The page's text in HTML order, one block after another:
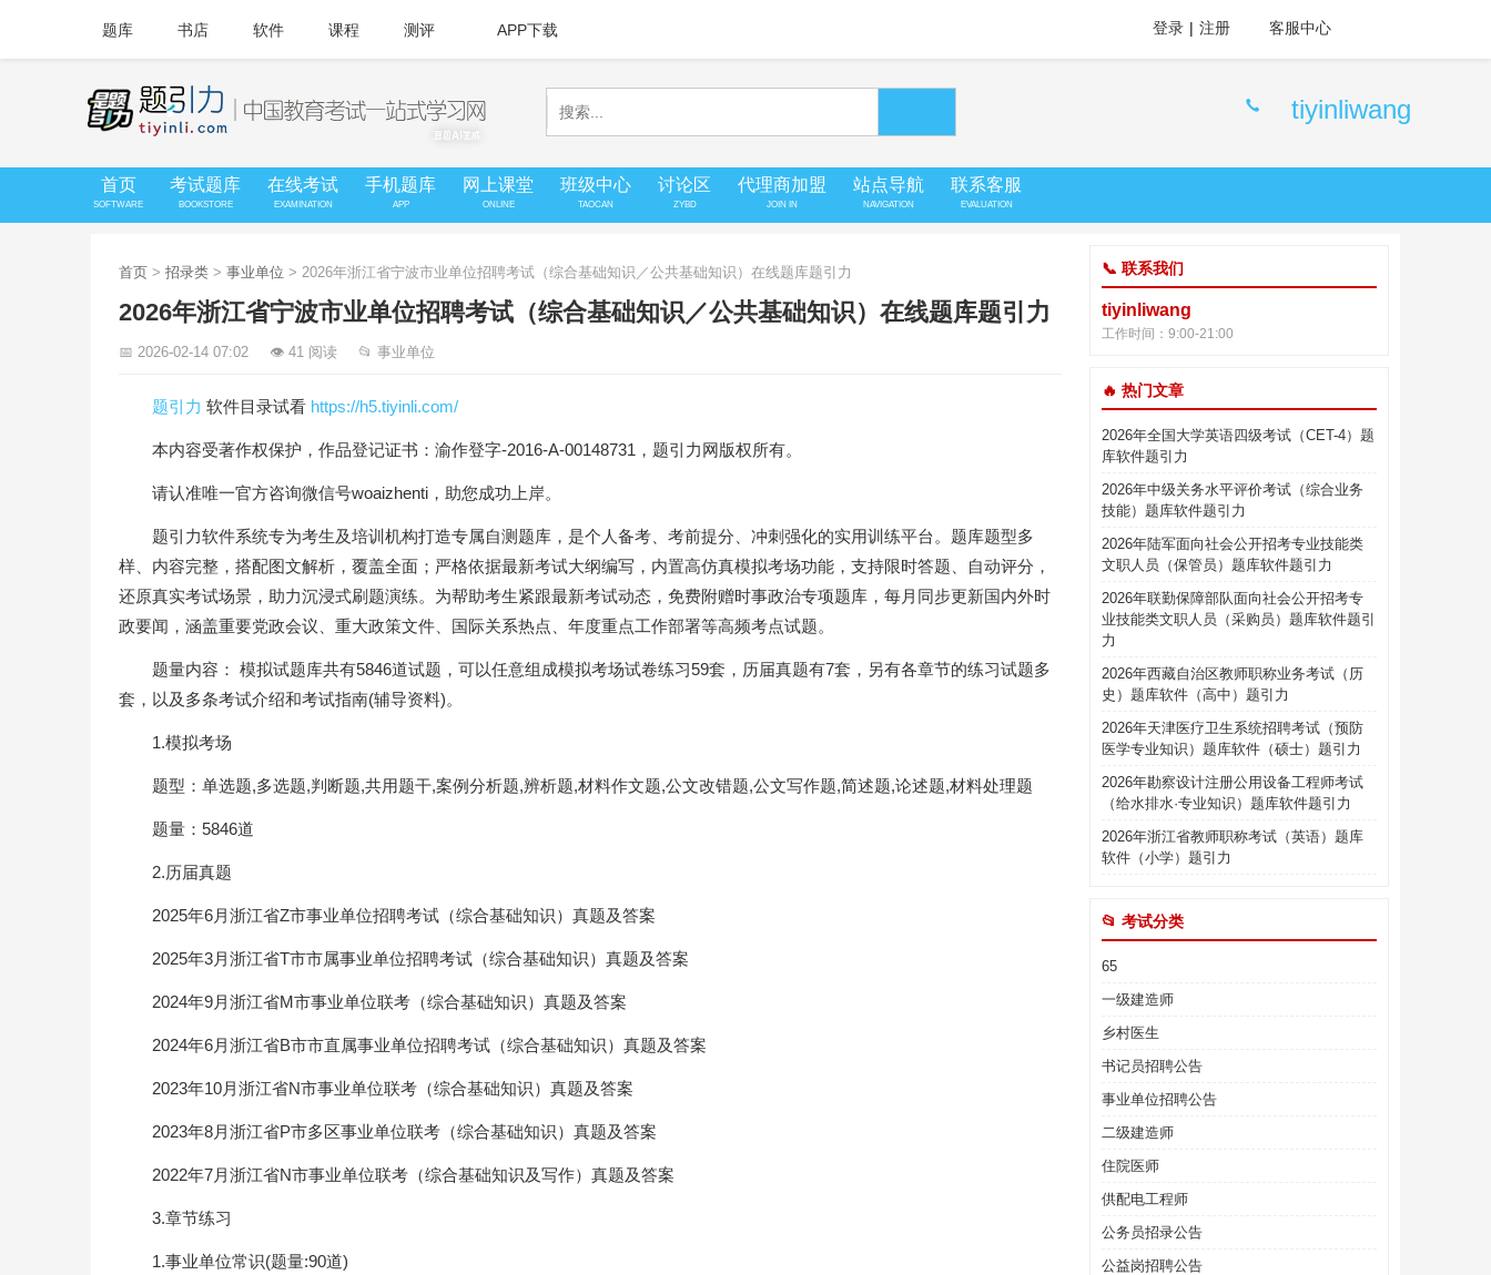
题库 书店 软件 课程 测评 APP下载 登录 | 注册 客服中心
tiyinliwang
首页
SOFTWARE
考试题库
BOOKSTORE
在线考试
EXAMINATION
手机题库
APP
网上课堂
ONLINE
班级中心
TAOCAN
讨论区
ZYBD
代理商加盟
JOIN IN
站点导航
NAVIGATION
联系客服
EVALUATION
首页 > 招录类 > 事业单位 > 2026年浙江省宁波市业单位招聘考试（综合基础知识／公共基础知识）在线题库题引力
2026年浙江省宁波市业单位招聘考试（综合基础知识／公共基础知识）在线题库题引力
📅 2026-02-14 07:02 👁 41 阅读 📂 事业单位
题引力 软件目录试看 https://h5.tiyinli.com/
本内容受著作权保护，作品登记证书：渝作登字-2016-A-00148731，题引力网版权所有。
请认准唯一官方咨询微信号woaizhenti，助您成功上岸。
题引力软件系统专为考生及培训机构打造专属自测题库，是个人备考、考前提分、冲刺强化的实用训练平台。题库题型多
样、内容完整，搭配图文解析，覆盖全面；严格依据最新考试大纲编写，内置高仿真模拟考场功能，支持限时答题、自动评分，
还原真实考试场景，助力沉浸式刷题演练。为帮助考生紧跟最新考试动态，免费附赠时事政治专项题库，每月同步更新国内外时
政要闻，涵盖重要党政会议、重大政策文件、国际关系热点、年度重点工作部署等高频考点试题。
题量内容： 模拟试题库共有5846道试题，可以任意组成模拟考场试卷练习59套，历届真题有7套，另有各章节的练习试题多
套，以及多条考试介绍和考试指南(辅导资料)。
1.模拟考场
题型：单选题,多选题,判断题,共用题干,案例分析题,辨析题,材料作文题,公文改错题,公文写作题,简述题,论述题,材料处理题
题量：5846道
2.历届真题
2025年6月浙江省Z市事业单位招聘考试（综合基础知识）真题及答案
2025年3月浙江省T市市属事业单位招聘考试（综合基础知识）真题及答案
2024年9月浙江省M市事业单位联考（综合基础知识）真题及答案
2024年6月浙江省B市市直属事业单位招聘考试（综合基础知识）真题及答案
2023年10月浙江省N市事业单位联考（综合基础知识）真题及答案
2023年8月浙江省P市多区事业单位联考（综合基础知识）真题及答案
2022年7月浙江省N市事业单位联考（综合基础知识及写作）真题及答案
3.章节练习
1.事业单位常识(题量:90道)
📞 联系我们
tiyinliwang
工作时间：9:00-21:00
🔥 热门文章
2026年全国大学英语四级考试（CET-4）题
库软件题引力
2026年中级关务水平评价考试（综合业务
技能）题库软件题引力
2026年陆军面向社会公开招考专业技能类
文职人员（保管员）题库软件题引力
2026年联勤保障部队面向社会公开招考专
业技能类文职人员（采购员）题库软件题引
力
2026年西藏自治区教师职称业务考试（历
史）题库软件（高中）题引力
2026年天津医疗卫生系统招聘考试（预防
医学专业知识）题库软件（硕士）题引力
2026年勘察设计注册公用设备工程师考试
（给水排水·专业知识）题库软件题引力
2026年浙江省教师职称考试（英语）题库
软件（小学）题引力
📂 考试分类
65
一级建造师
乡村医生
书记员招聘公告
事业单位招聘公告
二级建造师
住院医师
供配电工程师
公务员招录公告
公益岗招聘公告